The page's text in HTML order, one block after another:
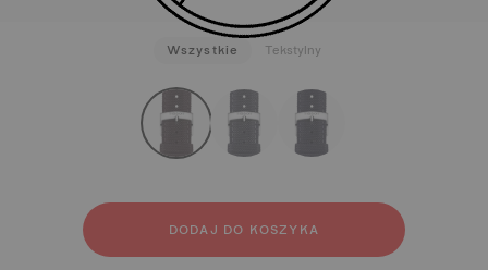
Wszystkie Tekstylny
strapConfigurator
Tekstylny
DODAJ DO KOSZYKA